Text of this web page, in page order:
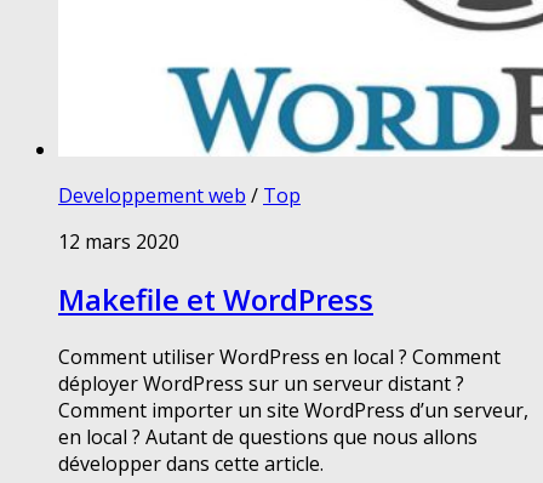
Developpement web / Top
12 mars 2020
Makefile et WordPress
Comment utiliser WordPress en local ? Comment
déployer WordPress sur un serveur distant ?
Comment importer un site WordPress d’un serveur,
en local ? Autant de questions que nous allons
développer dans cette article.